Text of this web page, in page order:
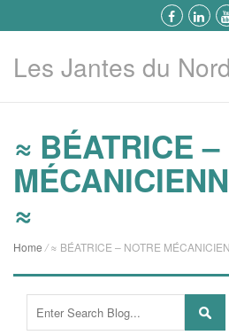
Les Jantes du Nord
≈ BÉATRICE
≈
Home /≈ BÉATRICE – NOTRE